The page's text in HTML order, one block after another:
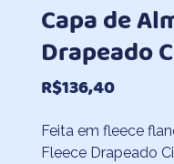
Capa de
Drapeado
R$136,40
Feita em fleece
Fleece Drapeado